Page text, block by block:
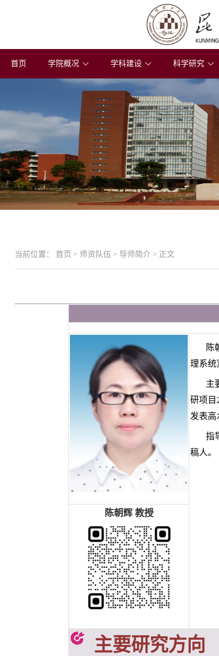
首页 学院概况 学科建设 科学研究
当前位置： 首页 > 师资队伍 > 导师简介 > 正文
陈
理系统
主
研项目
发表高
指
稿人。
陈朝辉教授
主要研究方向